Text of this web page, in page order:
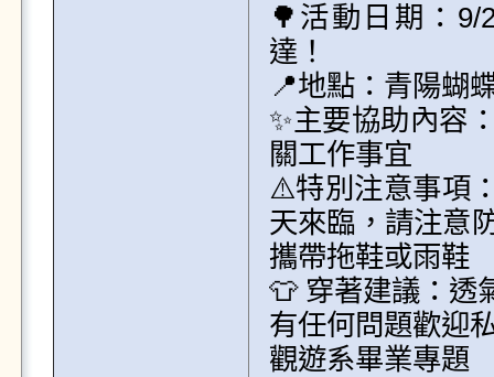
🌳活動日期：9/
達！
📍地點：青陽蝴
✨主要協助內容
關工作事宜
⚠️特別注意事項
天來臨，請注意
攜帶拖鞋或雨鞋
👕 穿著建議：透
有任何問題歡迎
觀遊系畢業專題